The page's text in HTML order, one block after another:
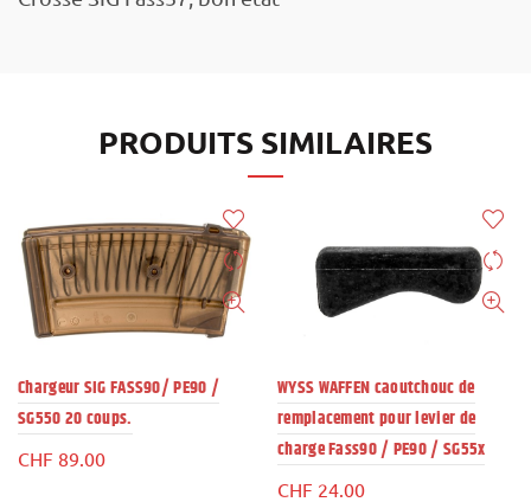
PRODUITS SIMILAIRES
Chargeur SIG FASS90/ PE90 /
SG550 20 coups.
CHF 89.00
WYSS WAFFEN caoutchouc de
remplacement pour levier de
charge Fass90 / PE90 / SG55x
CHF 24.00